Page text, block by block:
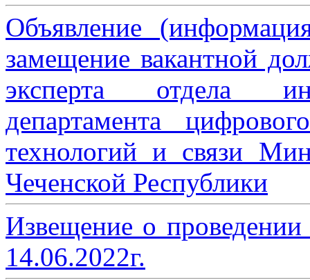
Объявление
замещение вакантной
эксперта отдела
департамента
технологий и связи
Чеченской Республики
Извещение о
14.06.2022г.